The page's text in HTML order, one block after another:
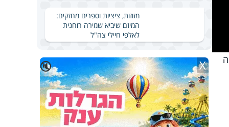
מזוזות, ציציות וספרים מחזקים:
המיזם שיביא שמירה רוחנית
לאלפי חיילי צה"ל
🔇 X